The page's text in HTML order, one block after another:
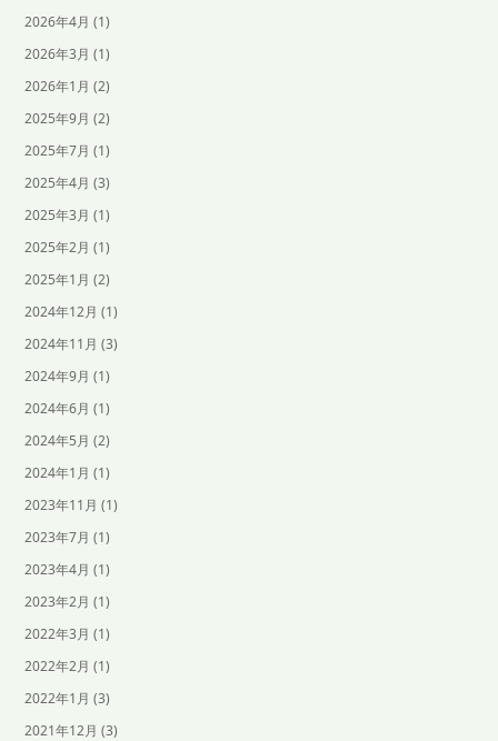
2026年4月 (1)
2026年3月 (1)
2026年1月 (2)
2025年9月 (2)
2025年7月 (1)
2025年4月 (3)
2025年3月 (1)
2025年2月 (1)
2025年1月 (2)
2024年12月 (1)
2024年11月 (3)
2024年9月 (1)
2024年6月 (1)
2024年5月 (2)
2024年1月 (1)
2023年11月 (1)
2023年7月 (1)
2023年4月 (1)
2023年2月 (1)
2022年3月 (1)
2022年2月 (1)
2022年1月 (3)
2021年12月 (3)